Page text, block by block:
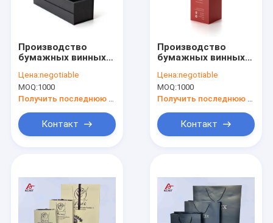
Продукты
О нас
Производство
бумажных винных
Цена:negotiable
MOQ:1000
Получить последнюю цену
Контакт
Производство
бумажных винных
Цена:negotiable
MOQ:1000
Получить последнюю цену
Контакт